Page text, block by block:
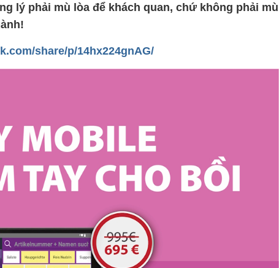
lý phải mù lòa để khách quan, chứ không phải mù
share/p/14hx224gnAG/